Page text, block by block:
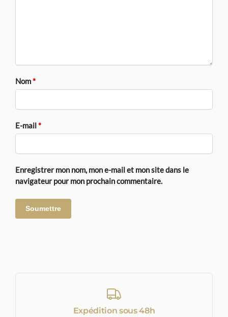
Nom*
E-mail*
Enregistrer mon nom, mon e-mail et mon site dans le
navigateur pour mon prochain commentaire.
Expédition sous 48h